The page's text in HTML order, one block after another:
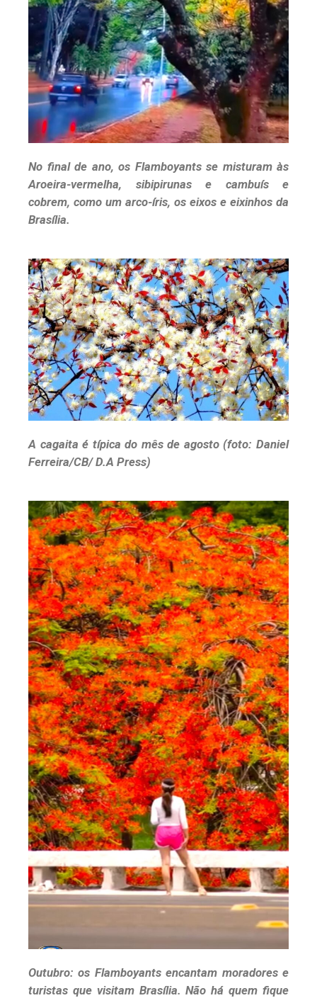
No final de ano, os Flamboyants se misturam às
Aroeira-vermelha, sibipirunas e cambuís e
cobrem, como um arco-íris, os eixos e eixinhos da
Brasília.
A cagaita é típica do mês de agosto (foto: Daniel
Ferreira/CB/ D.A Press)
Outubro: os Flamboyants encantam moradores e
turistas que visitam Brasília. Não há quem fique